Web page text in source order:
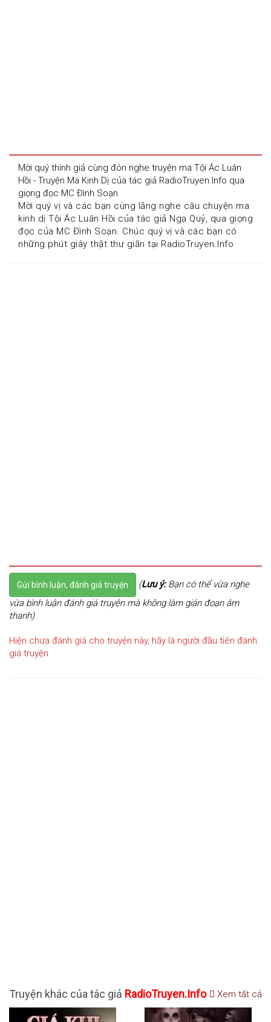
Mời quý thính giả cùng đón nghe truyện ma Tội Ác Luân
Hồi - Truyện Ma Kinh Dị của tác giả RadioTruyen.Info qua
giọng đọc MC Đình Soạn
Mời quý vị và các bạn cùng lắng nghe câu chuyện ma
kinh dị Tội Ác Luân Hồi của tác giả Ngạ Quỷ, qua giọng
đọc của MC Đình Soạn. Chúc quý vị và các bạn có
những phút giây thật thư giãn tại RadioTruyen.Info
Gửi bình luận, đánh giá truyện (Lưu ý:Bạn có thể vừa nghe
vừa bình luận đánh giá truyện mà không làm gián đoạn âm
thanh)
Hiện chưa đánh giá cho truyện này, hãy là người đầu tiên đánh
giá truyện
Truyện khác của tác giả RadioTruyen.Info Xem tất cả